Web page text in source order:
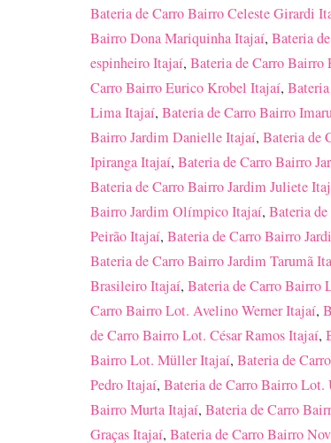
Bateria de Carro Bairro Celeste Girardi
Bairro Dona Mariquinha Itajaí, Bateria
espinheiro Itajaí, Bateria de Carro Bairro
Carro Bairro Eurico Krobel Itajaí,
Lima Itajaí, Bateria de Carro Bairro
Bairro Jardim Danielle Itajaí, Bateria de
Ipiranga Itajaí, Bateria de Carro Bairro
Bateria de Carro Bairro Jardim Juliete
Bairro Jardim Olímpico Itajaí, Bateria
Peirão Itajaí, Bateria de Carro Bairro
Bateria de Carro Bairro Jardim Tarumã
Brasileiro Itajaí, Bateria de Carro Bairro
Carro Bairro Lot. Avelino Werner Itajaí,
de Carro Bairro Lot. César Ramos Itajaí,
Bairro Lot. Müller Itajaí, Bateria de
Pedro Itajaí, Bateria de Carro Bairro
Bairro Murta Itajaí, Bateria de Carro
Graças Itajaí, Bateria de Carro Bairro